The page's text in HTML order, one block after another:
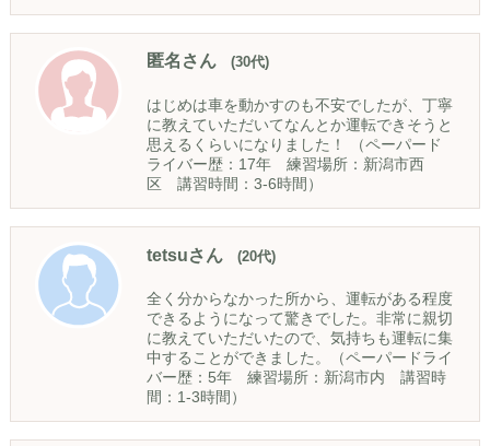
匿名さん (30代)
はじめは車を動かすのも不安でしたが、丁寧
に教えていただいてなんとか運転できそうと
思えるくらいになりました！ （ペーパード
ライバー歴：17年 練習場所：新潟市西
区 講習時間：3-6時間）
tetsuさん (20代)
全く分からなかった所から、運転がある程度
できるようになって驚きでした。非常に親切
に教えていただいたので、気持ちも運転に集
中することができました。（ペーパードライ
バー歴：5年 練習場所：新潟市内 講習時
間：1-3時間）